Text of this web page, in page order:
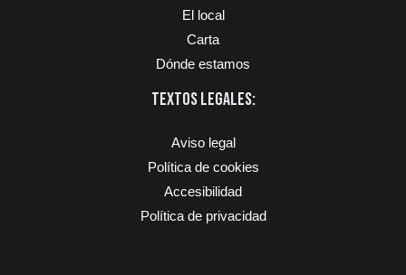
El local
Carta
Dónde estamos
TEXTOS LEGALES:
Aviso legal
Política de cookies
Accesibilidad
Política de privacidad